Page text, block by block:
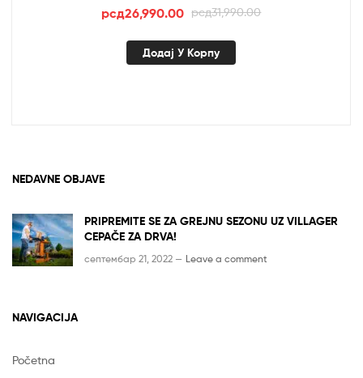
рсд31,990.00
Оригинална
је
рсд26,990.00Тренутна
је:
Додај У Корпу
NEDAVNE OBJAVE
PRIPREMITE SE ZA GREJNU SEZONU UZ VILLAGER
CEPAČE ZA DRVA!
септембар 21, 2022 — Leave a comment
NAVIGACIJA
Početna